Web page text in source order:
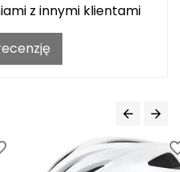
z innymi klientami